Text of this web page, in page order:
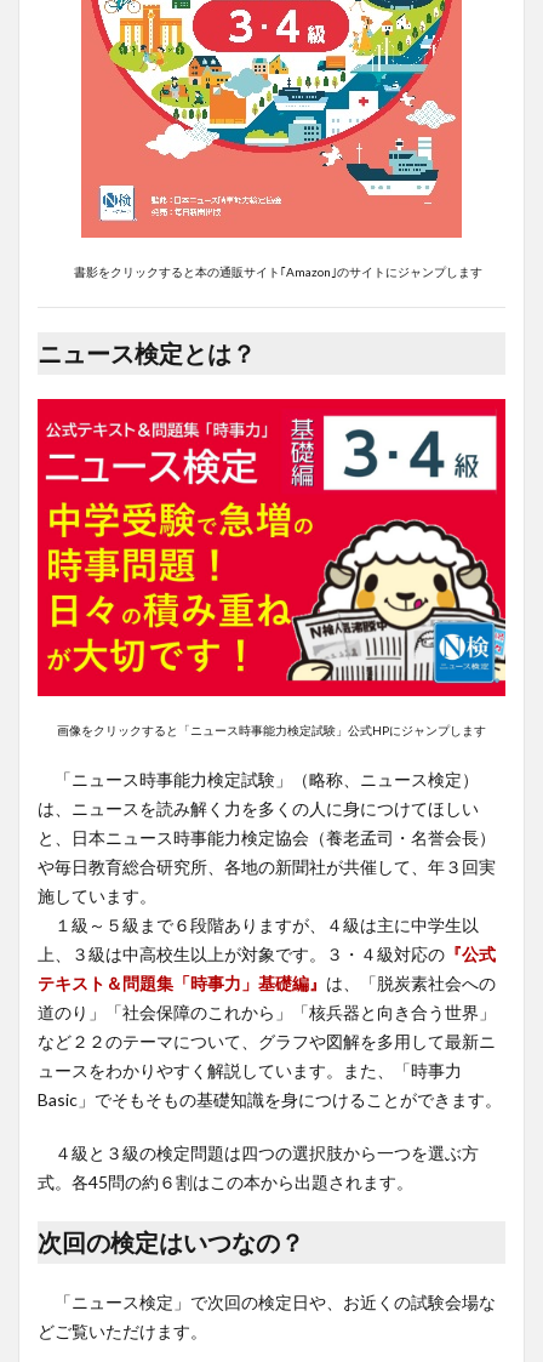
書影をクリックすると本の通販サイト｢Amazon｣のサイトにジャンプします
ニュース検定とは？
画像をクリックすると「ニュース時事能力検定試験」公式HPにジャンプします
「ニュース時事能力検定試験」（略称、ニュース検定）
は、ニュースを読み解く力を多くの人に身につけてほしい
と、日本ニュース時事能力検定協会（養老孟司・名誉会長）
や毎日教育総合研究所、各地の新聞社が共催して、年３回実
施しています。
１級～５級まで６段階ありますが、４級は主に中学生以
上、３級は中高校生以上が対象です。３・４級対応の 『公式
テキスト＆問題集「時事力」基礎編』 は、「脱炭素社会への
道のり」「社会保障のこれから」「核兵器と向き合う世界」
など２２のテーマについて、グラフや図解を多用して最新ニ
ュースをわかりやすく解説しています。また、「時事力
Basic」でそもそもの基礎知識を身につけることができます。
４級と３級の検定問題は四つの選択肢から一つを選ぶ方
式。各45問の約６割はこの本から出題されます。
次回の検定はいつなの？
「ニュース検定」で次回の検定日や、お近くの試験会場な
どご覧いただけます。